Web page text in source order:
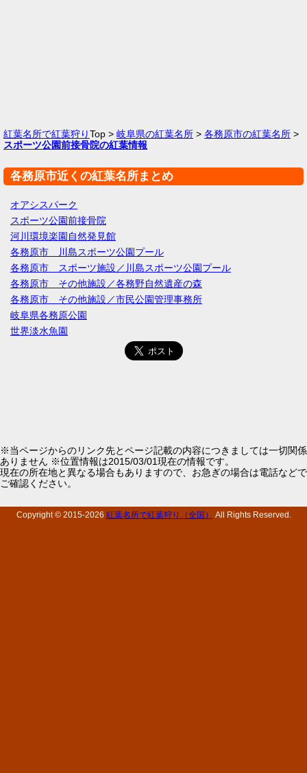
紅葉名所で紅葉狩りTop > 岐阜県の紅葉名所 > 各務原市の紅葉名所 >
スポーツ公園前接骨院の紅葉情報
各務原市近くの紅葉名所まとめ
オアシスパーク
スポーツ公園前接骨院
河川環境楽園自然発見館
各務原市 川島スポーツ公園プール
各務原市 スポーツ施設／川島スポーツ公園プール
各務原市 その他施設／各務野自然遺産の森
各務原市 その他施設／市民公園管理事務所
岐阜県各務原公園
世界淡水魚園
※当ページからのリンク先とページ記載の内容につきましては一切関係
ありません ※位置情報は2015/03/01現在の情報です。
現在の所在地と異なる場合もありますので、お急ぎの場合は電話などで
ご確認ください。
Copyright © 2015-2026 紅葉名所で紅葉狩り（全国） All Rights Reserved.